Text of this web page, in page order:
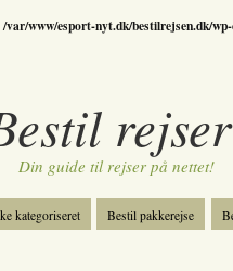
/var/www/esport-nyt.dk/bestilrejsen.dk/
Din guide til rejser på nettet!
kategoriseret Bestil pakkerejse